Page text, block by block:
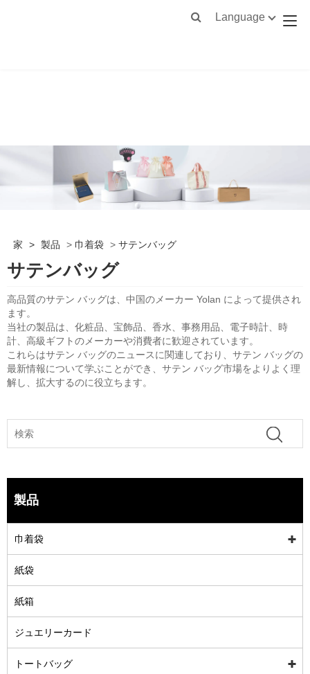
Language
家 > 製品 > 巾着袋 > サテンバッグ
サテンバッグ
高品質のサテン バッグは、中国のメーカー Yolan によって提供され
ます。
当社の製品は、化粧品、宝飾品、香水、事務用品、電子時計、時
計、高級ギフトのメーカーや消費者に歓迎されています。
これらはサテン バッグのニュースに関連しており、サテン バッグの
最新情報について学ぶことができ、サテン バッグ市場をよりよく理
解し、拡大するのに役立ちます。
製品
巾着袋
紙袋
紙箱
ジュエリーカード
トートバッグ